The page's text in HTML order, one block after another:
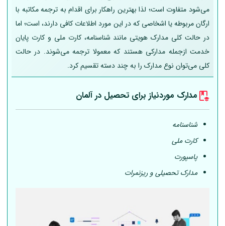
می‌شود متفاوت است؛ لذا بهترین راهکار برای اقدام به ترجمه مکاتبه با
ارگان مربوطه یا اشخاصی که در این مورد اطلاعات کافی دارند، است؛ اما
در حالت کلی مدارک هویتی مانند شناسنامه، کارت ملی و کارت پایان
خدمت ازجمله مدارکی هستند که معمولا ترجمه می‌شوند. در حالت
کلی می‌توان نوع مدارک را به چند دسته تقسیم کرد.
مدارک موردنیاز برای تحصیل درآلمان
شناسنامه
کارت ملی
پاسپورت
مدارک تحصیلی و ریزنمرات